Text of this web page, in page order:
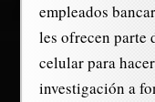
empleados
les ofrecen parte
celular para
investigación a